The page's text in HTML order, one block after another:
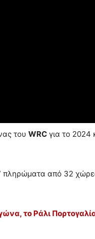
του WRC για το 2024
πληρώματα από 32
το Ράλι